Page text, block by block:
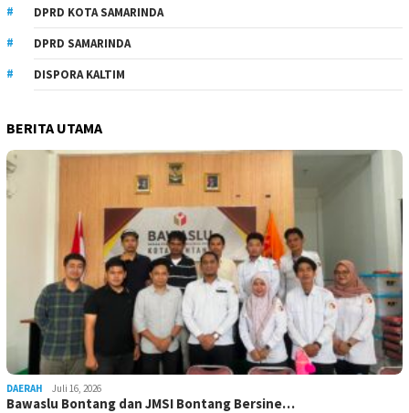
DPRD KOTA SAMARINDA
DPRD SAMARINDA
DISPORA KALTIM
BERITA UTAMA
DAERAH Juli 16, 2026
Bawaslu Bontang dan JMSI Bontang Bersine…